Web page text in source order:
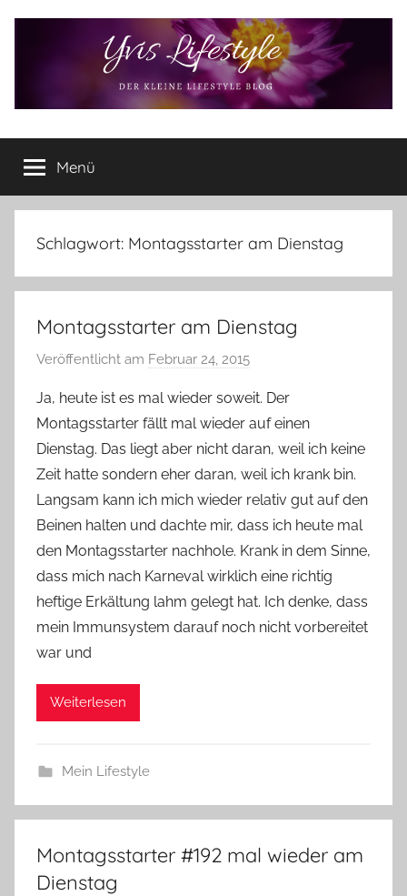
Yvis
Lifestyle
Lifestyle
Blog
–
Lifestyle,
Produkttests
vieles
Menü
Schlagwort: Montagsstarter am Dienstag
Montagsstarter am Dienstag
Veröffentlicht am Februar 24, 2015
n
Y
v
o
n
n
e
Ja, heute ist es mal wieder soweit. Der
Montagsstarter fällt mal wieder auf einen
Dienstag. Das liegt aber nicht daran, weil ich keine
Zeit hatte sondern eher daran, weil ich krank bin.
Langsam kann ich mich wieder relativ gut auf den
Beinen halten und dachte mir, dass ich heute mal
den Montagsstarter nachhole. Krank in dem Sinne,
dass mich nach Karneval wirklich eine richtig
heftige Erkältung lahm gelegt hat. Ich denke, dass
mein Immunsystem darauf noch nicht vorbereitet
war und
Weiterlesen
Mein Lifestyle
Montagsstarter #192 mal wieder am
Dienstag